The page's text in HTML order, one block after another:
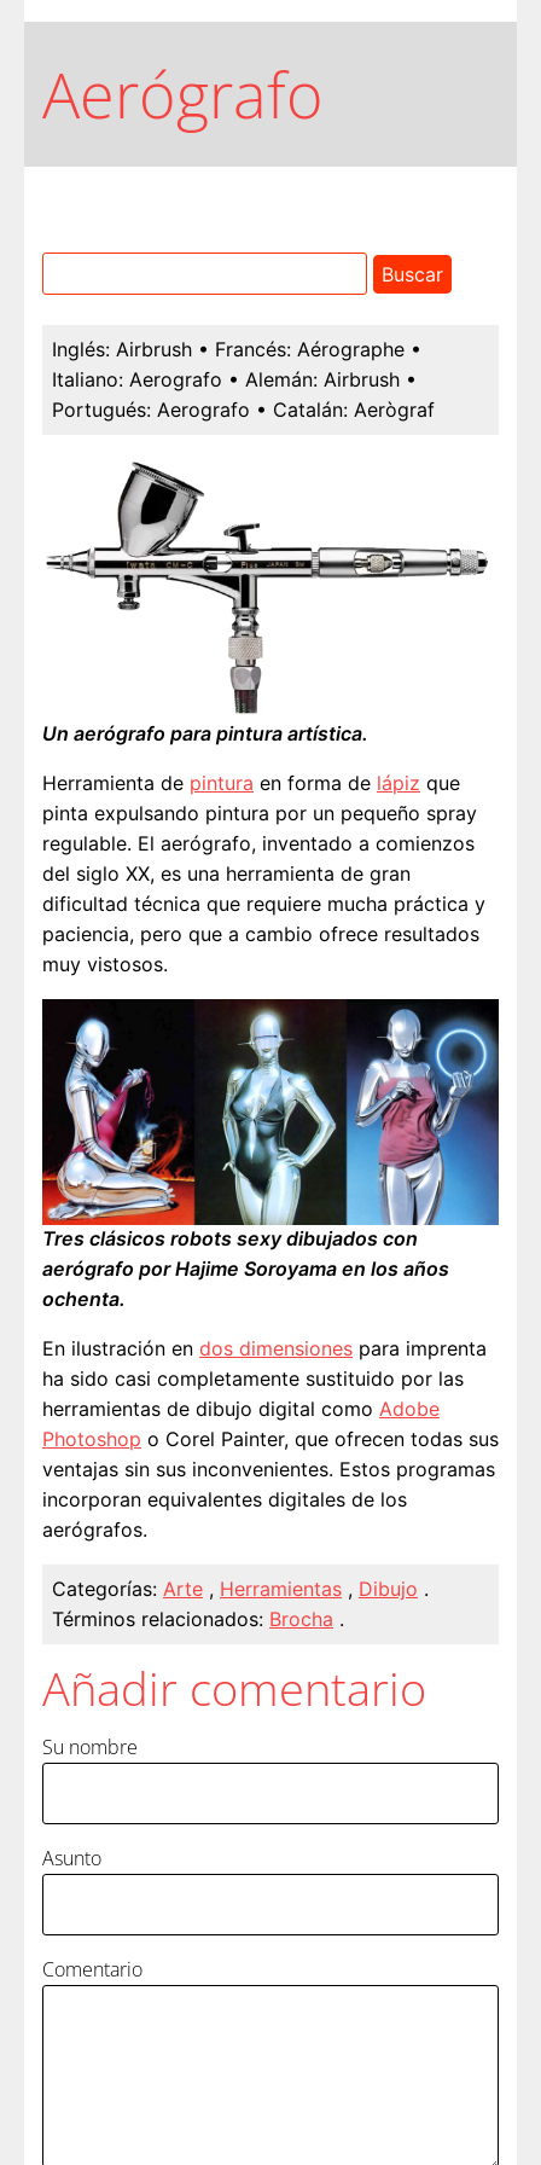
Aerógrafo
Inglés: Airbrush • Francés: Aérographe •
Italiano: Aerografo • Alemán: Airbrush •
Portugués: Aerografo • Catalán: Aerògraf
Un aerógrafo para pintura artística.
Herramienta de pintura en forma de lápiz que
pinta expulsando pintura por un pequeño spray
regulable. El aerógrafo, inventado a comienzos
del siglo XX, es una herramienta de gran
dificultad técnica que requiere mucha práctica y
paciencia, pero que a cambio ofrece resultados
muy vistosos.
Tres clásicos robots sexy dibujados con
aerógrafo por Hajime Soroyama en los años
ochenta.
En ilustración en dos dimensiones para imprenta
ha sido casi completamente sustituido por las
herramientas de dibujo digital como Adobe
Photoshop o Corel Painter, que ofrecen todas sus
ventajas sin sus inconvenientes. Estos programas
incorporan equivalentes digitales de los
aerógrafos.
Categorías: Arte , Herramientas , Dibujo .
Términos relacionados: Brocha .
Añadir comentario
Su nombre
Asunto
Comentario